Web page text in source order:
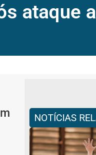
ataque
NOTÍCIAS